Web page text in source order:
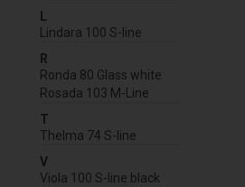
L
Lindara 100 S-line
R
Ronda 80 Glass white
Rosada 103 M-Line
T
Thelma 74 S-line
V
Viola 100 S-line black